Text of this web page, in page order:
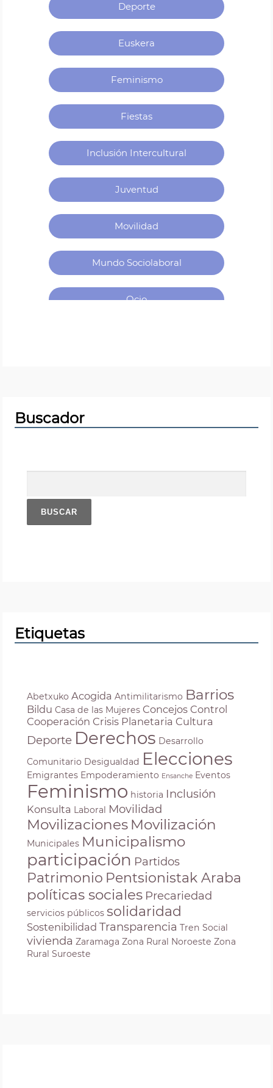
Deporte
Euskera
Feminismo
Fiestas
Inclusión Intercultural
Juventud
Movilidad
Mundo Sociolaboral
Ocio
Buscador
Etiquetas
Abetxuko Acogida Antimilitarismo Barrios
Bildu Casa de las Mujeres Concejos Control
Cooperación Crisis Planetaria Cultura
Deporte Derechos Desarrollo
Comunitario Desigualdad Elecciones
Emigrantes Empoderamiento Ensanche Eventos
Feminismo historia Inclusión
Konsulta Laboral Movilidad
Movilizaciones Movilización
Municipales Municipalismo
participación Partidos
Patrimonio Pentsionistak Araba
políticas sociales Precariedad
servicios públicos solidaridad
Sostenibilidad Transparencia Tren Social
vivienda Zaramaga Zona Rural Noroeste Zona
Rural Suroeste